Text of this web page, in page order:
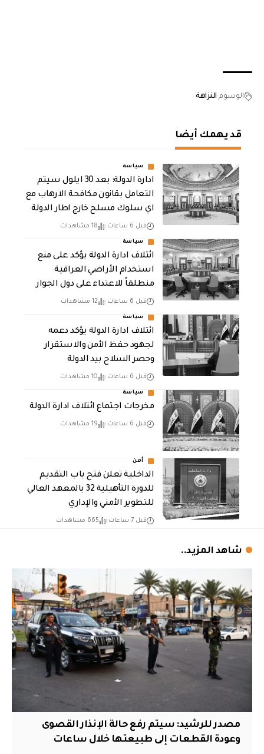
الوسوم النزاهة
قد يهمك أيضا
سياسة
ادارة الدولة: بعد 30 ايلول سيتم
التعامل بقانون مكافحة الارهاب مع
اي سلوك مسلح خارج اطار الدولة
قبل 6 ساعات 18 مشاهدات
سياسة
ائتلاف ادارة الدولة يؤكد على منع
استخدام الأراضي العراقية
منطلقاً للاعتداء على دول الجوار
قبل 6 ساعات 12 مشاهدات
سياسة
ائتلاف ادارة الدولة يؤكد دعمه
لجهود حفظ الأمن والاستقرار
وحصر السلاح بيد الدولة
قبل 6 ساعات 10 مشاهدات
سياسة
مخرجات اجتماع ائتلاف ادارة الدولة
قبل 6 ساعات 19 مشاهدات
أمن
الداخلية تعلن فتح باب التقديم
للدورة التأهيلية 32 بالمعهد العالي
للتطوير الأمني والإداري
قبل 7 ساعات 665 مشاهدات
شاهد المزيد..
مصدر للرشيد: سيتم رفع حالة الإنذار القصوى
وعودة القطعات إلى طبيعتها خلال ساعات